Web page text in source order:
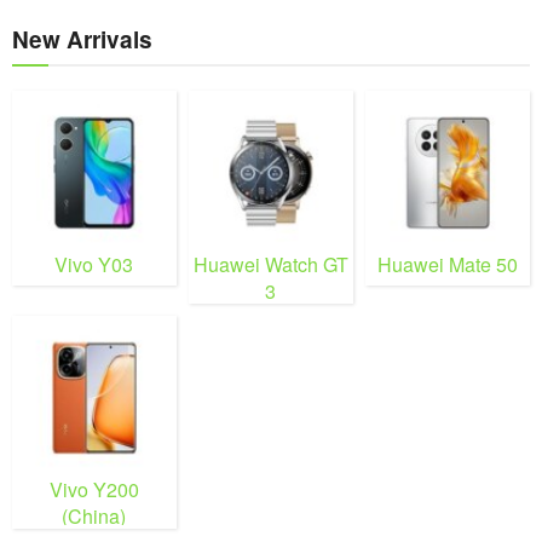
New Arrivals
Vivo Y03
Huawei Watch GT
3
Huawei Mate 50
Vivo Y200
(China)